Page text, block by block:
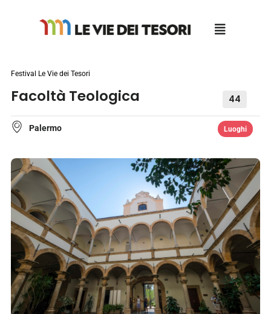
Festival Le Vie dei Tesori
Facoltà Teologica 44
Palermo Luoghi